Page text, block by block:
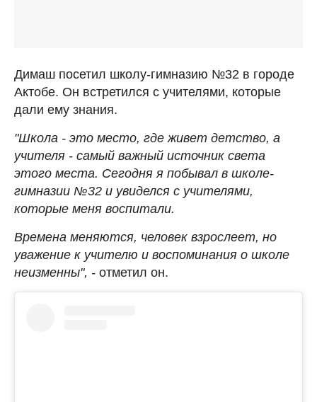
Димаш посетил школу-гимназию №32 в городе
Актобе. Он встретился с учителями, которые
дали ему знания.
"Школа - это место, где живет детство, а
учителя - самый важный источник света
этого места. Сегодня я побывал в школе-
гимназии №32 и увиделся с учителями,
которые меня воспитали.
Времена меняются, человек взрослеет, но
уважение к учителю и воспоминания о школе
неизменны", - отметил он.